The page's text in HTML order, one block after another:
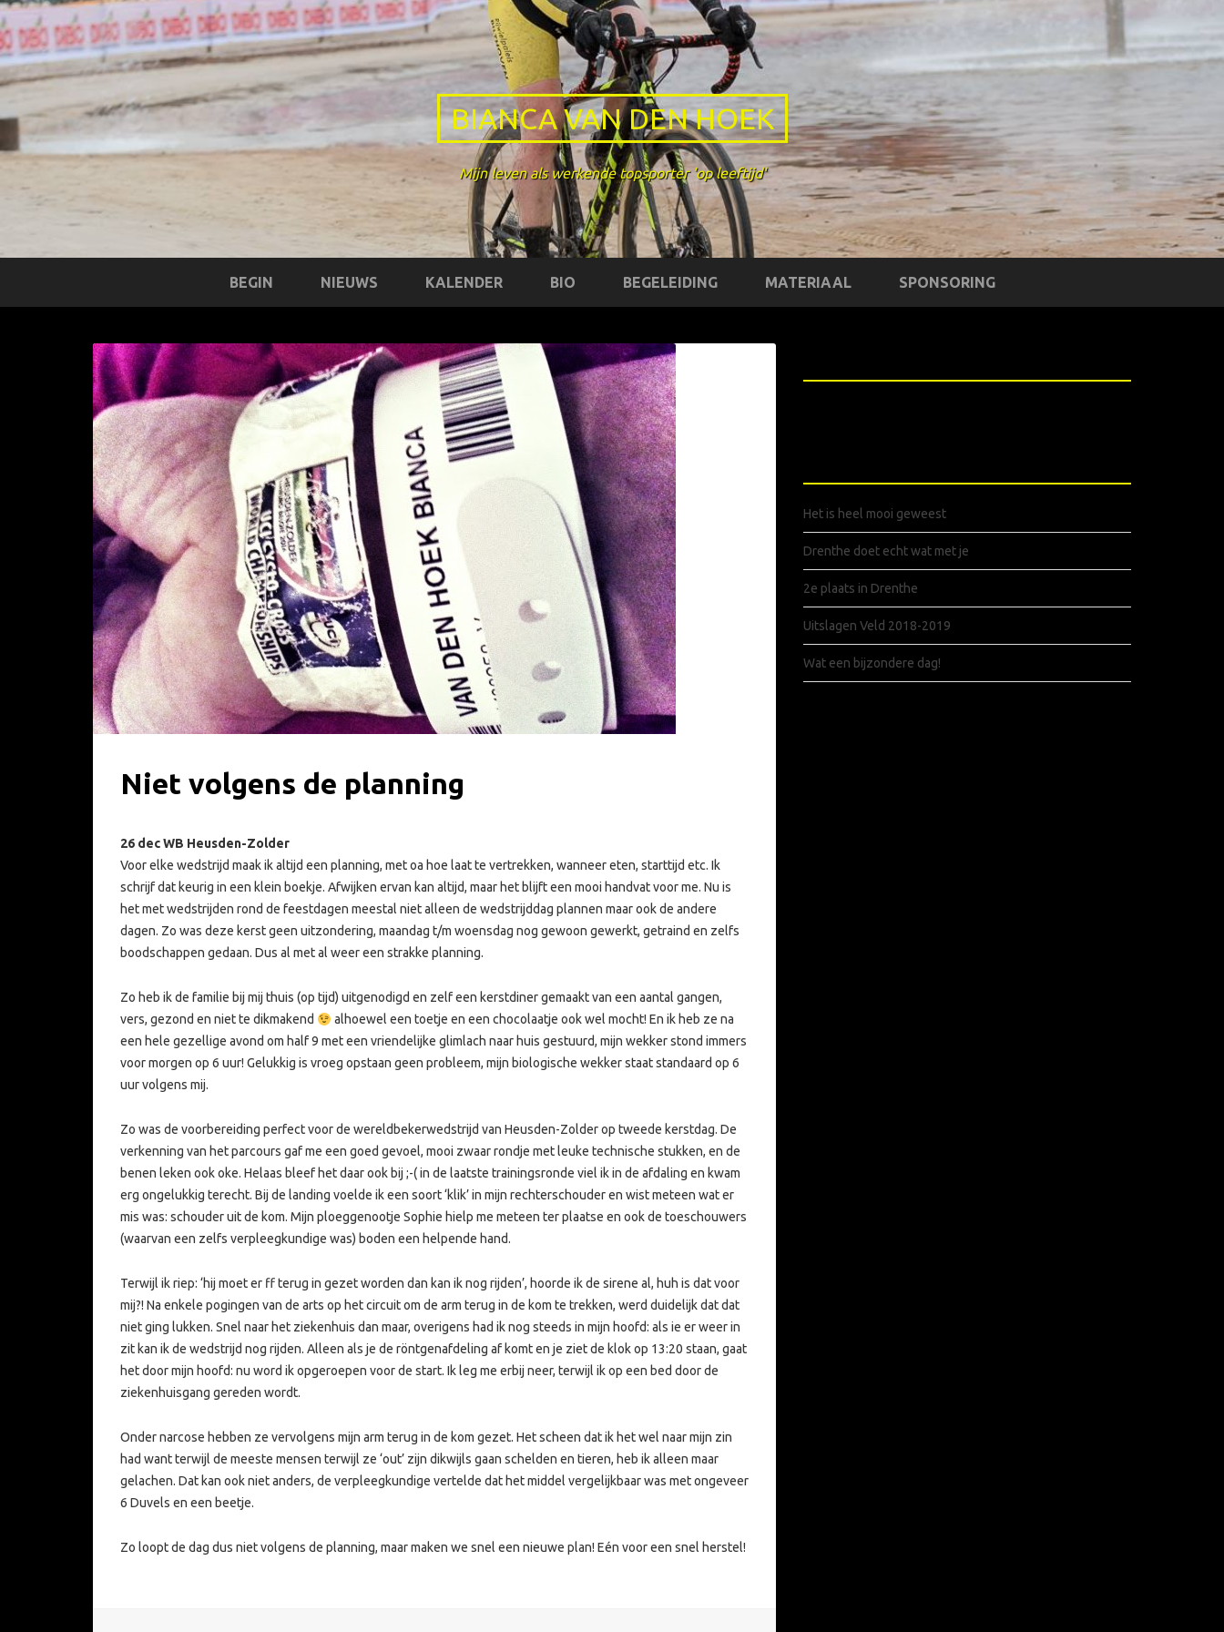
BIANCA VAN DEN HOEK
Mijn leven als werkende topsporter 'op leeftijd'
BEGIN NIEUWS KALENDER BIO BEGELEIDING MATERIAAL SPONSORING
Niet volgens de planning
26 dec WB Heusden-Zolder
Voor elke wedstrijd maak ik altijd een planning, met oa hoe laat te vertrekken, wanneer eten, starttijd etc. Ik
schrijf dat keurig in een klein boekje. Afwijken ervan kan altijd, maar het blijft een mooi handvat voor me. Nu is
het met wedstrijden rond de feestdagen meestal niet alleen de wedstrijddag plannen maar ook de andere
dagen. Zo was deze kerst geen uitzondering, maandag t/m woensdag nog gewoon gewerkt, getraind en zelfs
boodschappen gedaan. Dus al met al weer een strakke planning.
Zo heb ik de familie bij mij thuis (op tijd) uitgenodigd en zelf een kerstdiner gemaakt van een aantal gangen,
vers, gezond en niet te dikmakend
alhoewel een toetje en een chocolaatje ook wel mocht! En ik heb ze na
een hele gezellige avond om half 9 met een vriendelijke glimlach naar huis gestuurd, mijn wekker stond immers
voor morgen op 6 uur! Gelukkig is vroeg opstaan geen probleem, mijn biologische wekker staat standaard op 6
uur volgens mij.
Zo was de voorbereiding perfect voor de wereldbekerwedstrijd van Heusden-Zolder op tweede kerstdag. De
verkenning van het parcours gaf me een goed gevoel, mooi zwaar rondje met leuke technische stukken, en de
benen leken ook oke. Helaas bleef het daar ook bij ;-( in de laatste trainingsronde viel ik in de afdaling en kwam
erg ongelukkig terecht. Bij de landing voelde ik een soort ‘klik’ in mijn rechterschouder en wist meteen wat er
mis was: schouder uit de kom. Mijn ploeggenootje Sophie hielp me meteen ter plaatse en ook de toeschouwers
(waarvan een zelfs verpleegkundige was) boden een helpende hand.
Terwijl ik riep: ‘hij moet er ff terug in gezet worden dan kan ik nog rijden’, hoorde ik de sirene al, huh is dat voor
mij?! Na enkele pogingen van de arts op het circuit om de arm terug in de kom te trekken, werd duidelijk dat dat
niet ging lukken. Snel naar het ziekenhuis dan maar, overigens had ik nog steeds in mijn hoofd: als ie er weer in
zit kan ik de wedstrijd nog rijden. Alleen als je de röntgenafdeling af komt en je ziet de klok op 13:20 staan, gaat
het door mijn hoofd: nu word ik opgeroepen voor de start. Ik leg me erbij neer, terwijl ik op een bed door de
ziekenhuisgang gereden wordt.
Onder narcose hebben ze vervolgens mijn arm terug in de kom gezet. Het scheen dat ik het wel naar mijn zin
had want terwijl de meeste mensen terwijl ze ‘out’ zijn dikwijls gaan schelden en tieren, heb ik alleen maar
gelachen. Dat kan ook niet anders, de verpleegkundige vertelde dat het middel vergelijkbaar was met ongeveer
6 Duvels en een beetje.
Zo loopt de dag dus niet volgens de planning, maar maken we snel een nieuwe plan! Eén voor een snel herstel!
Het is heel mooi geweest
Drenthe doet echt wat met je
2e plaats in Drenthe
Uitslagen Veld 2018-2019
Wat een bijzondere dag!